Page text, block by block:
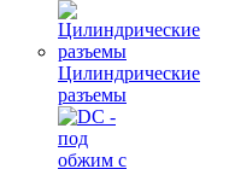
Цилиндрические
разъемы